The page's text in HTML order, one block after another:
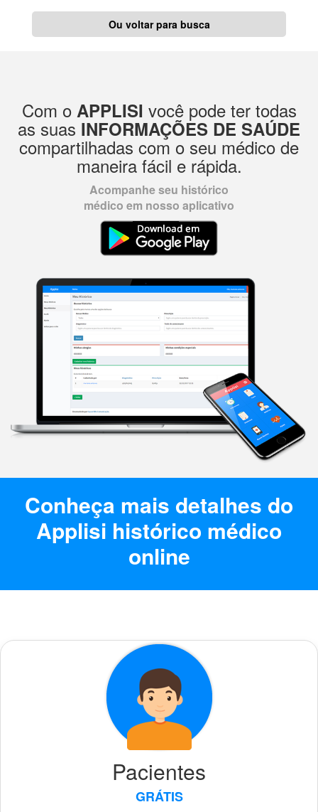
Ou voltar para busca
Com o APPLISI você pode ter todas
as suas INFORMAÇÕES DE SAÚDE
compartilhadas com o seu médico de
maneira fácil e rápida.
Acompanhe seu histórico
médico em nosso aplicativo
Conheça mais detalhes do
Applisi histórico médico
online
Pacientes
GRÁTIS